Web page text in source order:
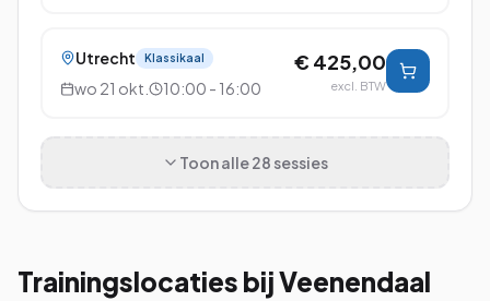
Utrecht Klassikaal
wo 21 okt. 10:00 - 16:00
€ 425,00
excl. BTW
Toon alle28 sessies
Trainingslocaties bijVeenendaal